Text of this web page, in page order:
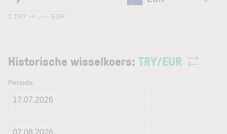
1 TRY -,---- EUR
Historische wisselkoers: TRY/EUR
Periode: